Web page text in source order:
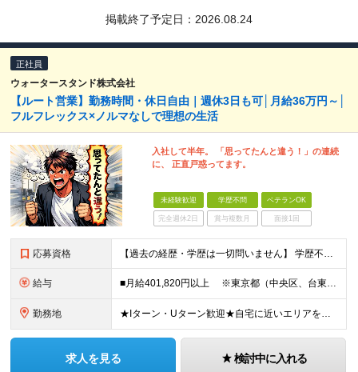
掲載終了予定日： 2026.08.24
正社員
ウォータースタンド株式会社
【ルート営業】勤務時間・休日自由｜週休3日も可│月給36万円～│
フルフレックス×ノルマなしで理想の生活
入社して半年。 「思ってたんと違う！」の連続
に、 正直戸惑ってます。
未経験歓迎 学歴不問 ベテランOK
完全週休2日 賞与複数月 面接1回
応募資格 【過去の経歴・学歴は一切問いません】 学歴不問・職種未経験歓迎・業種未経験歓迎 第二新卒・ブランクがある方も歓迎 ・普通自動車運転免許（AT限定可）をお持ちの方 Lお客様先へは社用車で訪問しますが
給与 ■月給401,820円以上 ※東京都（中央区、台東区、世田谷区、中野区、豊島区） ■月給386,820円以上 ※東京都（23区以外）、神奈川県、愛知県〈名古屋市〉、大阪府、京都府、兵庫県、滋賀県
勤務地 ★Iターン・Uターン歓迎★自宅に近いエリアを選べます 東京/大阪/愛知/神奈川/埼玉/福岡/北海道/山形/茨城/群馬/千葉/山梨/岐阜/静岡/長野/富山/石川/福井/三重/滋賀/京都/兵庫/島根/岡山
求人を見る 検討中に入れる